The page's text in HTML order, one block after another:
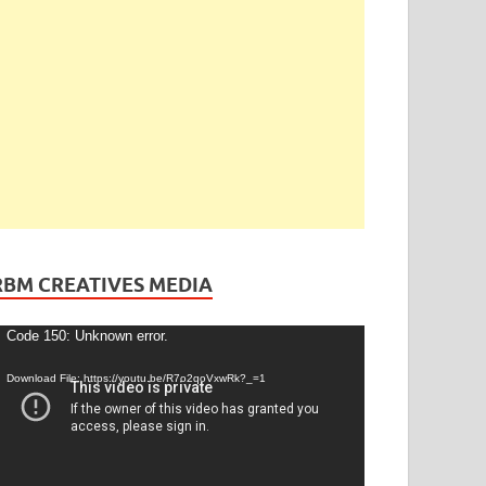
CREATIVES MEDIA
Code 150: Unknown error.
Download File: https://youtu.be/R7o2qoVxwRk?_=1